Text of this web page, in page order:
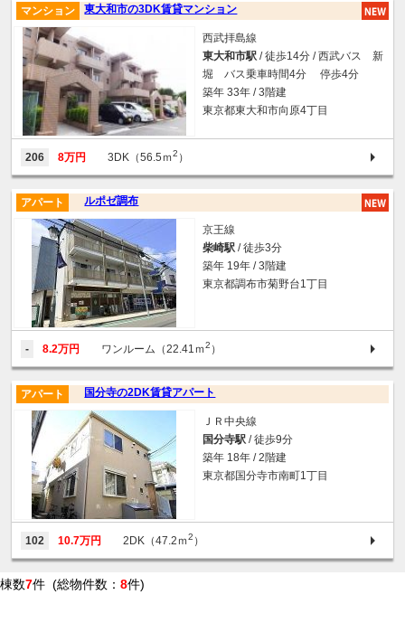
東大和市の3DK賃貸マンション
マンション
西武拝島線
東大和市駅 / 徒歩14分 / 西武バス 新
堀 バス乗車時間4分 停歩4分
築年 33年 / 3階建
東京都東大和市向原4丁目
206 8万円 3DK（56.5ｍ2 ）
ルポゼ調布
アパート
京王線
柴崎駅 / 徒歩3分
築年 19年 / 3階建
東京都調布市菊野台1丁目
- 8.2万円 ワンルーム（22.41ｍ2 ）
国分寺の2DK賃貸アパート
アパート
ＪＲ中央線
国分寺駅 / 徒歩9分
築年 18年 / 2階建
東京都国分寺市南町1丁目
102 10.7万円 2DK（47.2ｍ2 ）
棟数7件 (総物件数： 8件)